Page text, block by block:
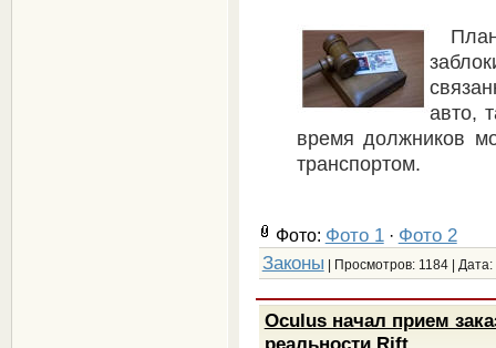
авто,
время должников
транспортом.
Фото: Фото 1· Фото 2
Законы | Просмотров: 1184 | Дата:
Oculus начал прием
реальности Rift